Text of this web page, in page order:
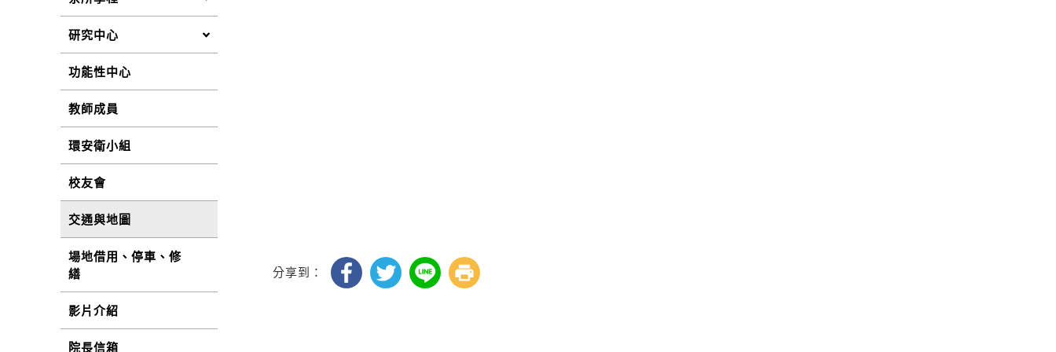
研究中心
功能性中心
教師成員
環安衛小組
校友會
交通與地圖
場地借用、停車、修
繕
影片介紹
院長信箱
分享到：